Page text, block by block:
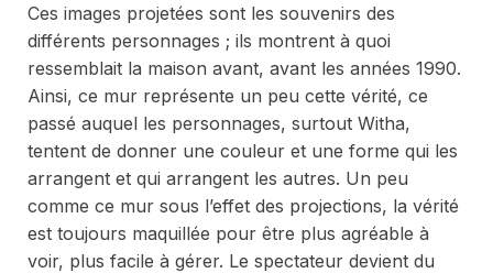
Ces images projetées sont les souvenirs des
différents personnages ; ils montrent à quoi
ressemblait la maison avant, avant les années 1990.
Ainsi, ce mur représente un peu cette vérité, ce
passé auquel les personnages, surtout Witha,
tentent de donner une couleur et une forme qui les
arrangent et qui arrangent les autres. Un peu
comme ce mur sous l’effet des projections, la vérité
est toujours maquillée pour être plus agréable à
voir, plus facile à gérer. Le spectateur devient du